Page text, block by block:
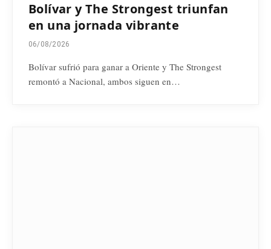
Bolívar y The Strongest triunfan
en una jornada vibrante
06/08/2026
Bolívar sufrió para ganar a Oriente y The Strongest
remontó a Nacional, ambos siguen en…